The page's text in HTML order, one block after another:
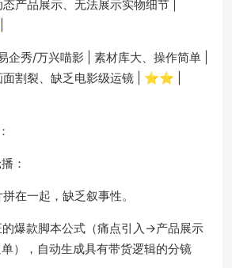
产品展示、无法展示实物细节 |
企秀/万兴喵影 | 素材库大、操作简单 |
割裂、缺乏电影级运镜 | ⭐⭐ |
：
在一起，缺乏叙事性。
爆款脚本公式（痛点引入→产品展示
），自动生成具有带货逻辑的分镜